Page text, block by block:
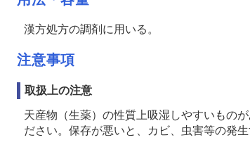
漢方処方の調剤に用いる。
注意事項
取扱上の注意
天産物（生薬）の性質上吸湿しやすいもの
ださい。保存が悪いと、カビ、虫害等の発